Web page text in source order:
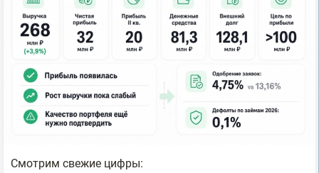
Смотрим свежие цифры: